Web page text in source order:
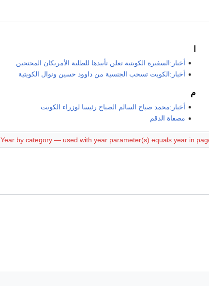
أخبار:السفيرة الكويتية تعلن تأييدها للطلبة الأمريكان المحتجين
أخبار:الكويت تسحب الجنسية من داوود حسين ونوال الكويتية
م
أخبار:محمد صباح السالم الصباح رئيسا لوزراء الكويت
مصفاة الدقم
Year by category — used with year parameter(s) equals year in